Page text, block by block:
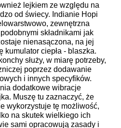
lejkiem ze względu na
od świecy. Indianie Hopi
zewnętrzna
składnikami jak
nienasączona, na jej
ciepła - blaszka.
służy, w miarę potrzeby,
poprzez dodawanie
i innych specyfików.
dodatkowe wibracje
Muszę tu zaznaczyć, że
wykorzystuje tę możliwość,
na skutek wielkiego ich
sami opracowują zasady i